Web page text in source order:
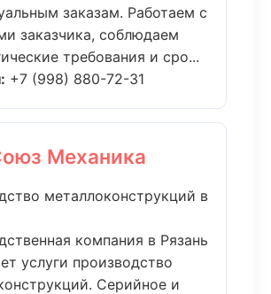
заказам. Работаем с
заказчика, соблюдаем
требования и сро...
+7 (998) 880-72-31
Механика
металлоконструкций в
компания в Рязань
услуги производство
Серийное и